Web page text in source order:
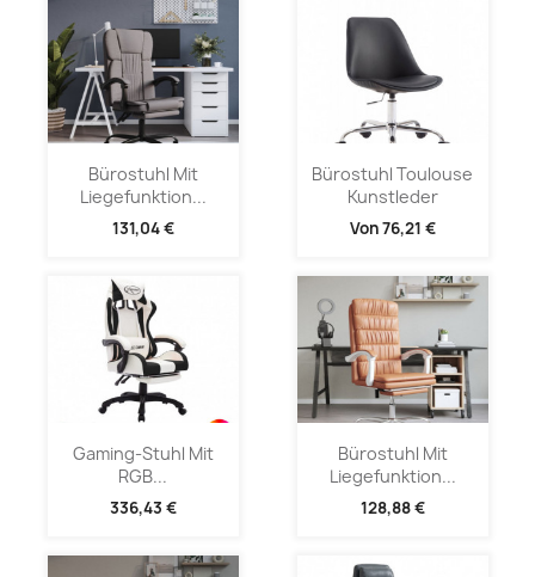
Bürostuhl Mit
Liegefunktion...
131,04 €
Bürostuhl Toulouse
Kunstleder
Von76,21 €
Gaming-Stuhl Mit
RGB...
336,43 €
Bürostuhl Mit
Liegefunktion...
128,88 €